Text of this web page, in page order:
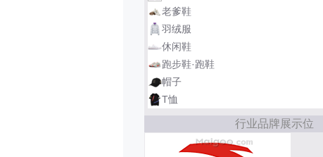
老爹鞋
羽绒服
休闲鞋
跑步鞋·跑鞋
帽子
T恤
行业品牌展示位